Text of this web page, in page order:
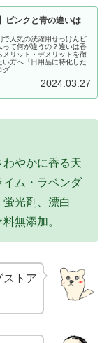
ピンクと青の違いは
人気の洗濯用せっけんピ
って何が違うの？違いは香
メリット・デメリットを徹
方へ『日用品に特化した
グ
2024.03.27
わやかに香る天
ム・ラベンダ
光剤、漂白
無添加。
ストア